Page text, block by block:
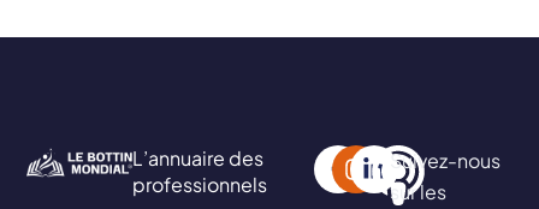
L’annuaire des
professionnels
Suivez-nous
sur les